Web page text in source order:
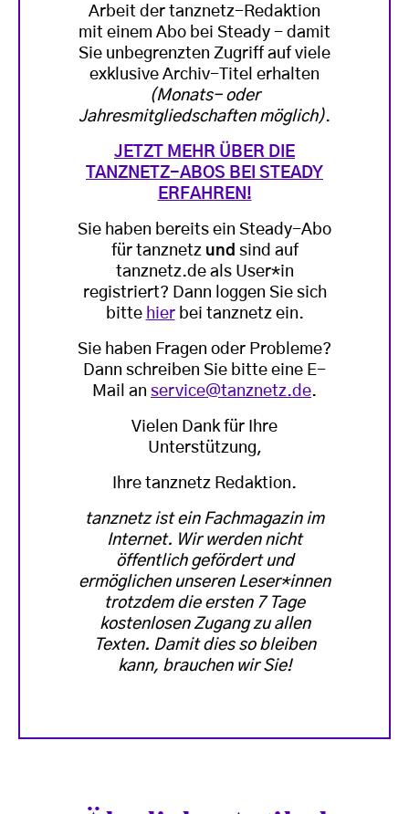
Arbeit der tanznetz-Redaktion
mit einem Abo bei Steady - damit
Sie unbegrenzten Zugriff auf viele
exklusive Archiv-Titel erhalten
(Monats- oder
Jahresmitgliedschaften möglich).
JETZT MEHR ÜBER DIE
TANZNETZ-ABOS BEI STEADY
ERFAHREN!
Sie haben bereits ein Steady-Abo
für tanznetz und sind auf
tanznetz.de als User*in
registriert? Dann loggen Sie sich
bitte hierbei tanznetz ein.
Sie haben Fragen oder Probleme?
Dann schreiben Sie bitte eine E-
Mail an service@tanznetz.de.
Vielen Dank für Ihre
Unterstützung,
Ihre tanznetz Redaktion.
tanznetz ist ein Fachmagazin im
Internet. Wir werden nicht
öffentlich gefördert und
ermöglichen unseren Leser*innen
trotzdem die ersten 7 Tage
kostenlosen Zugang zu allen
Texten. Damit dies so bleiben
kann, brauchen wir Sie!